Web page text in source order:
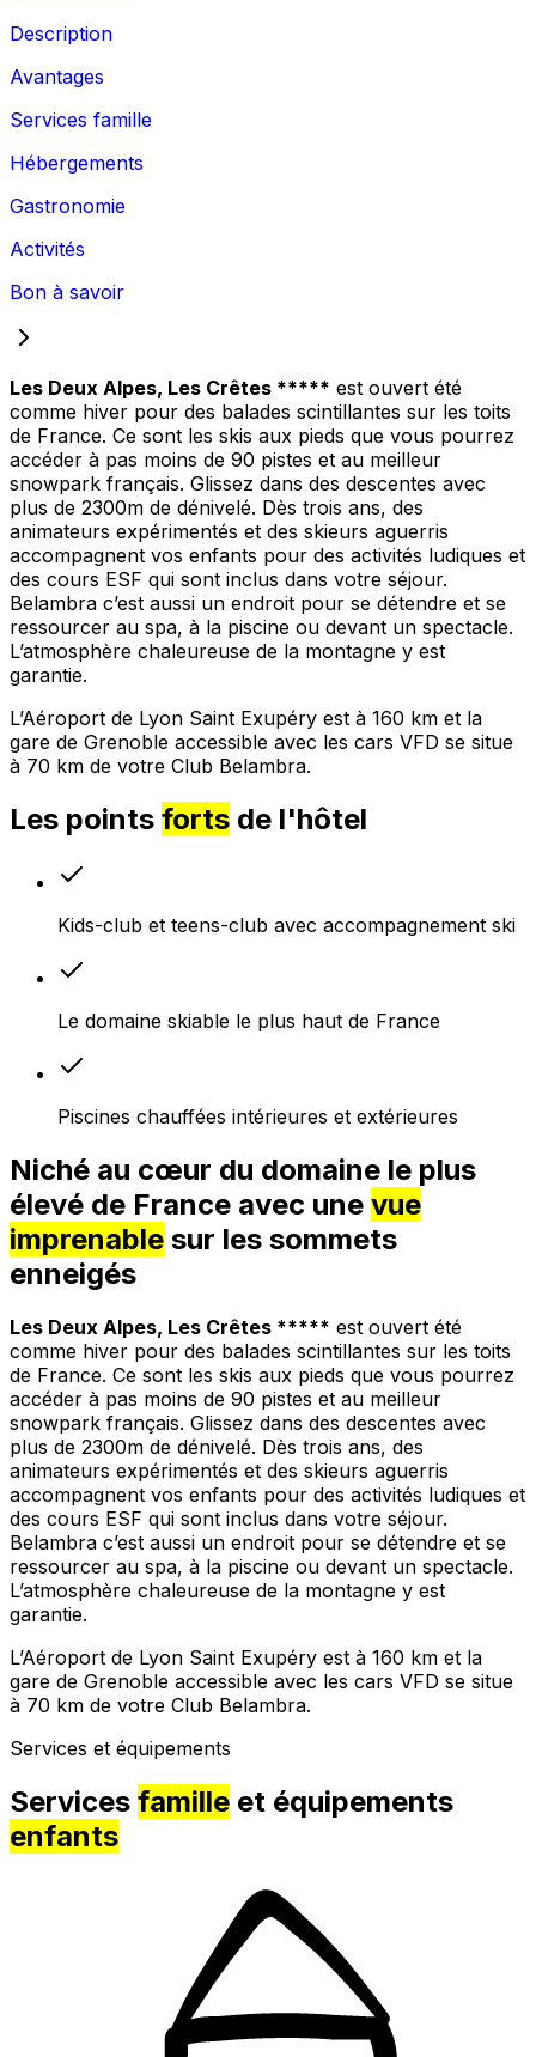
Description
Avantages
Services famille
Hébergements
Gastronomie
Activités
Bon à savoir
Les Deux Alpes, Les Crêtes ***** est ouvert été
comme hiver pour des balades scintillantes sur les toits
de France. Ce sont les skis aux pieds que vous pourrez
accéder à pas moins de 90 pistes et au meilleur
snowpark français. Glissez dans des descentes avec
plus de 2300m de dénivelé. Dès trois ans, des
animateurs expérimentés et des skieurs aguerris
accompagnent vos enfants pour des activités ludiques et
des cours ESF qui sont inclus dans votre séjour.
Belambra c’est aussi un endroit pour se détendre et se
ressourcer au spa, à la piscine ou devant un spectacle.
L’atmosphère chaleureuse de la montagne y est
garantie.
L’Aéroport de Lyon Saint Exupéry est à 160 km et la
gare de Grenoble accessible avec les cars VFD se situe
à 70 km de votre Club Belambra.
Les points forts de l'hôtel
Kids-club et teens-club avec accompagnement ski
Le domaine skiable le plus haut de France
Piscines chauffées intérieures et extérieures
Niché au cœur du domaine le plus
élevé de France avec une vue
imprenable sur les sommets
enneigés
Les Deux Alpes, Les Crêtes ***** est ouvert été
comme hiver pour des balades scintillantes sur les toits
de France. Ce sont les skis aux pieds que vous pourrez
accéder à pas moins de 90 pistes et au meilleur
snowpark français. Glissez dans des descentes avec
plus de 2300m de dénivelé. Dès trois ans, des
animateurs expérimentés et des skieurs aguerris
accompagnent vos enfants pour des activités ludiques et
des cours ESF qui sont inclus dans votre séjour.
Belambra c’est aussi un endroit pour se détendre et se
ressourcer au spa, à la piscine ou devant un spectacle.
L’atmosphère chaleureuse de la montagne y est
garantie.
L’Aéroport de Lyon Saint Exupéry est à 160 km et la
gare de Grenoble accessible avec les cars VFD se situe
à 70 km de votre Club Belambra.
Services et équipements
Services famille et équipements
enfants